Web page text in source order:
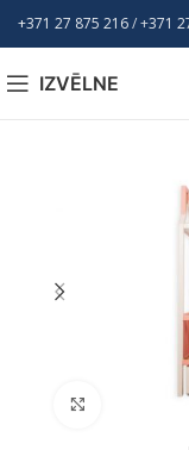
+371 27 875 216/ +371
IZVĒLNE
Nospiediet,